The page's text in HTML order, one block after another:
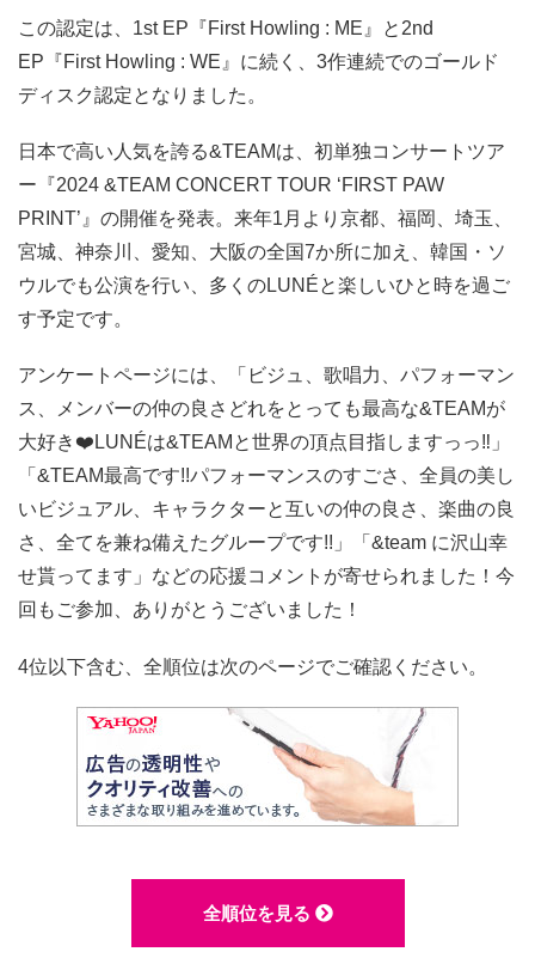
この認定は、1st EP『First Howling : ME』と2nd
EP『First Howling : WE』に続く、3作連続でのゴールド
ディスク認定となりました。
日本で高い人気を誇る&TEAMは、初単独コンサートツア
ー『2024 &TEAM CONCERT TOUR ‘FIRST PAW
PRINT’』の開催を発表。来年1月より京都、福岡、埼玉、
宮城、神奈川、愛知、大阪の全国7か所に加え、韓国・ソ
ウルでも公演を行い、多くのLUNÉと楽しいひと時を過ご
す予定です。
アンケートページには、「ビジュ、歌唱力、パフォーマン
ス、メンバーの仲の良さどれをとっても最高な&TEAMが
大好き❤️LUNÉは&TEAMと世界の頂点目指しますっっ‼️」
「&TEAM最高です!!パフォーマンスのすごさ、全員の美し
いビジュアル、キャラクターと互いの仲の良さ、楽曲の良
さ、全てを兼ね備えたグループです!!」「&team に沢山幸
せ貰ってます」などの応援コメントが寄せられました！今
回もご参加、ありがとうございました！
4位以下含む、全順位は次のページでご確認ください。
全順位を見る